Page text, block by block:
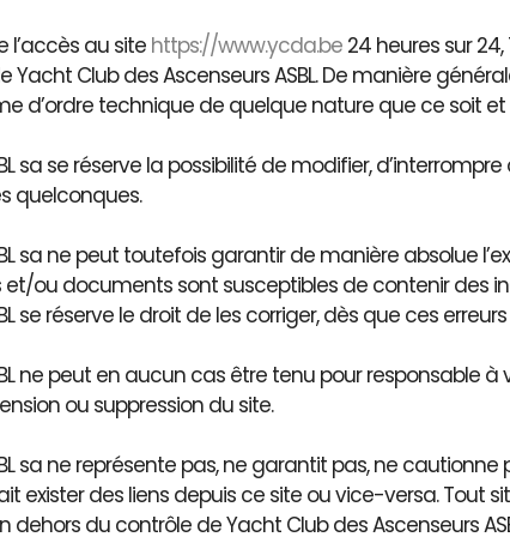
l’accès au site https://www.ycda.be 24 heures sur
Club des Ascenseurs ASBL. De manière
d’ordre technique de quelque nature que ce soit
sa se réserve la possibilité de modifier,
quelconques.
sa ne peut toutefois garantir de manière absolue
ou documents sont susceptibles de contenir des
se réserve le droit de les corriger, dès que ces
ne peut en aucun cas être tenu pour responsable
ou suppression du site.
sa ne représente pas, ne garantit pas, ne
exister des liens depuis ce site ou vice-versa. Tout
du contrôle de Yacht Club des Ascenseurs